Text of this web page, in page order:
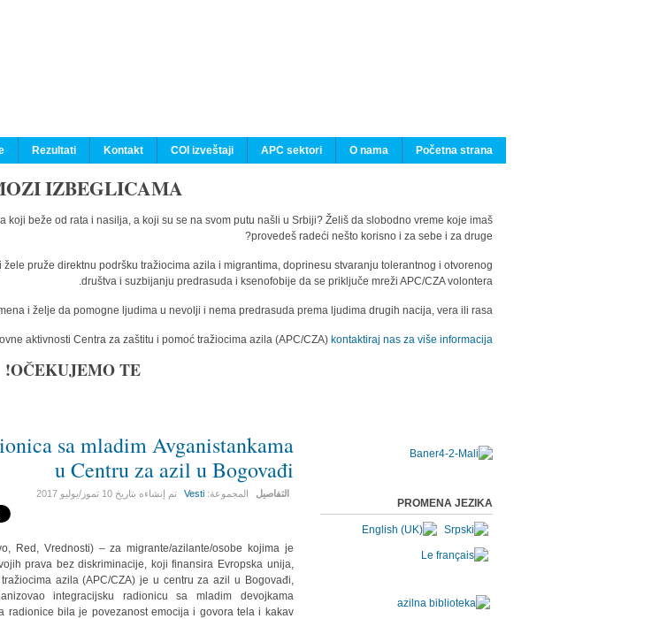
Početna strana
O nama
APC sektori
COI izveštaji
Kontakt
Rezultati
IZBEGLICAMA
beže od rata i nasilja, a koji su se na svom putu našli u Srbiji? Želiš da slobodno vreme koje imaš
provedeš radeći nešto korisno i za sebe i za druge?
pruže direktnu podršku tražiocima azila i migrantima, doprinesu stvaranju tolerantnog i otvorenog
društva i suzbijanju predrasuda i ksenofobije da se priključe mreži APC/CZA volontera.
i želje da pomogne ljudima u nevolji i nema predrasuda prema ljudima drugih nacija, vera ili rasa.
aktivnosti Centra za zaštitu i pomoć tražiocima azila (APC/CZA) kontaktiraj nas za više informacija.
OČEKUJEMO TE!
sa mladim Avganistankama
u Centru za azil u Bogovađi
التفاصيل المجموعة:Vesti تم إنشاءه بتاريخ10 تموز/يوليو 2017
Red, Vrednosti) – za migrante/azilante/osobe kojima je
prava bez diskriminacije, koji finansira Evropska unija,
azila (APC/CZA) je u centru za azil u Bogovađi,
integracijsku radionicu sa mladim devojkama
radionice bila je povezanost emocija i govora tela i kakav
PROMENA JEZIKA